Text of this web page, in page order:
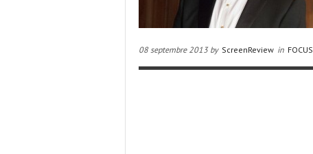
08 septembre 2013 by ScreenReview in FOCUS